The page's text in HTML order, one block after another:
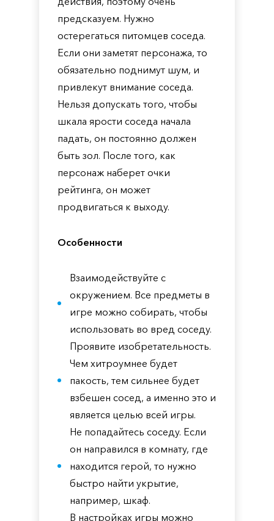
предсказуем. Нужно
остерегаться питомцев соседа.
Если они заметят персонажа, то
обязательно поднимут шум, и
привлекут внимание соседа.
Нельзя допускать того, чтобы
шкала ярости соседа начала
падать, он постоянно должен
быть зол. После того, как
персонаж наберет очки
рейтинга, он может
продвигаться к выходу.
Особенности
Взаимодействуйте с
окружением. Все предметы в
игре можно собирать, чтобы
использовать во вред соседу.
Проявите изобретательность.
Чем хитроумнее будет
пакость, тем сильнее будет
взбешен сосед, а именно это и
является целью всей игры.
Не попадайтесь соседу. Если
он направился в комнату, где
находится герой, то нужно
быстро найти укрытие,
например, шкаф.
В настройках игры можно